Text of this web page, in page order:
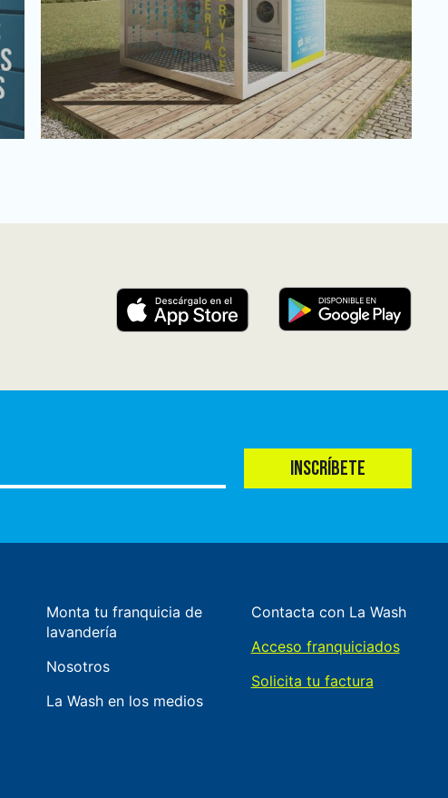
INSCRÍBETE
Monta tu franquicia de
lavandería
Nosotros
La Wash en los medios
Contacta con La Wash
Acceso franquiciados
Solicita tu factura